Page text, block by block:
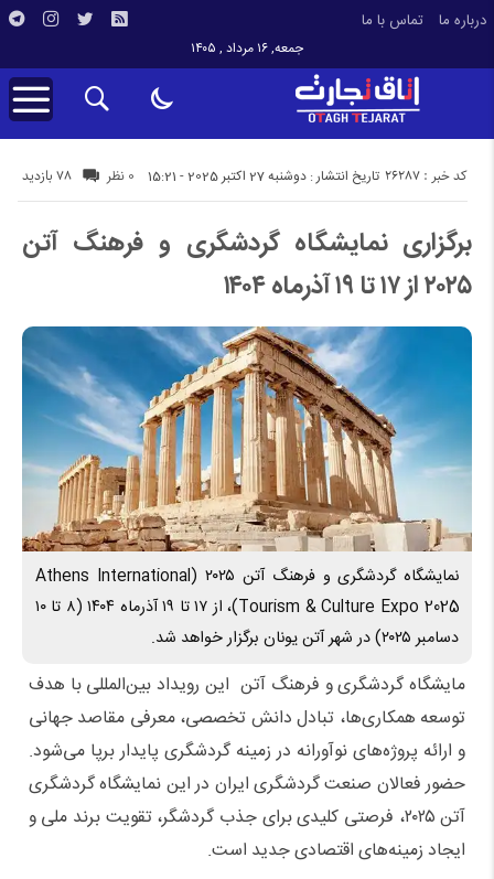
درباره ما تماس با ما
جمعه, ۱۶ مرداد , ۱۴۰۵
تاریخ انتشار : دوشنبه 27 اکتبر 2025 - 15:21 78 بازدید کد خبر : 26287 0 نظر
برگزاری نمایشگاه گردشگری و فرهنگ آتن
۲۰۲۵ از ۱۷ تا ۱۹ آذرماه ۱۴۰۴
نمایشگاه گردشگری و فرهنگ آتن ۲۰۲۵ (Athens International
Tourism & Culture Expo 2025)، از ۱۷ تا ۱۹ آذرماه ۱۴۰۴ (۸ تا ۱۰
دسامبر ۲۰۲۵) در شهر آتن یونان برگزار خواهد شد.
مایشگاه گردشگری و فرهنگ آتن این رویداد بین‌المللی با هدف
توسعه همکاری‌ها، تبادل دانش تخصصی، معرفی مقاصد جهانی
و ارائه پروژه‌های نوآورانه در زمینه گردشگری پایدار برپا می‌شود.
حضور فعالان صنعت گردشگری ایران در این نمایشگاه گردشگری
آتن ۲۰۲۵، فرصتی کلیدی برای جذب گردشگر، تقویت برند ملی و
ایجاد زمینه‌های اقتصادی جدید است.